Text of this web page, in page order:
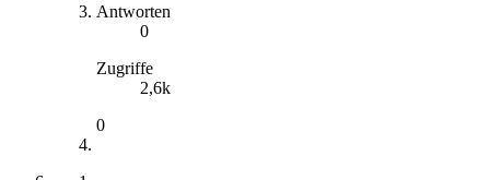
Antworten
0
Zugriffe
2,6k
0